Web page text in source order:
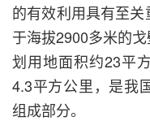
的有效利用具有至
于海拔2900多米的
划用地面积约23平
4.3平方公里，是我
组成部分。